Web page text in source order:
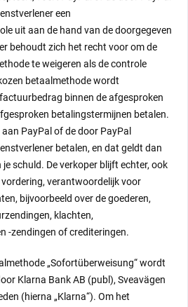
een
uit aan de hand van de doorgegeven
behoudt zich het recht voor om de
te weigeren als de controle
betaalmethode wordt
binnen de afgesproken
betalingstermijnen betalen.
PayPal of de door PayPal
betalen, en dat geldt dan
schuld. De verkoper blijft echter, ook
vordering, verantwoordelijk voor
bijvoorbeeld over de goederen,
klachten,
-zendingen of crediteringen.
„Sofortüberweisung“ wordt
Klarna Bank AB (publ), Sveavägen
(hierna „Klarna“). Om het